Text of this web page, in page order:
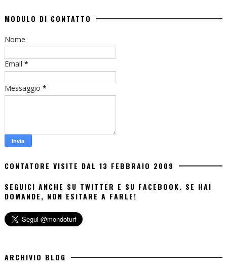
MODULO DI CONTATTO
Nome
Email *
Messaggio *
CONTATORE VISITE DAL 13 FEBBRAIO 2009
SEGUICI ANCHE SU TWITTER E SU FACEBOOK. SE HAI
DOMANDE, NON ESITARE A FARLE!
ARCHIVIO BLOG